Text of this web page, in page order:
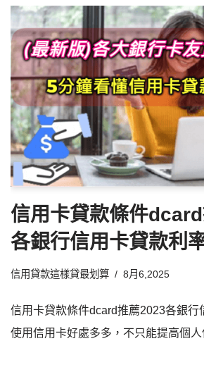
信用卡貸款條件
各銀行信用卡貸款利
信用貸款這樣貸最划算 8月6,2025
信用卡貸款條件dcard推薦2023各銀行
使用信用卡好處多多，不只能提高個